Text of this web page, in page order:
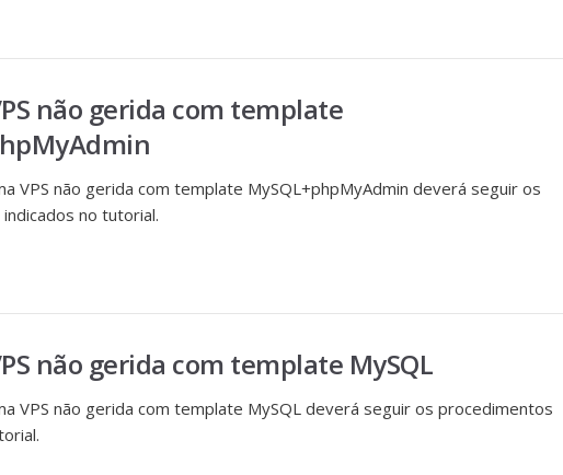
não gerida com template
VPS não gerida com template MySQL+phpMyAdmin deverá seguir os
no tutorial.
não gerida com template MySQL
VPS não gerida com template MySQL deverá seguir os procedimentos